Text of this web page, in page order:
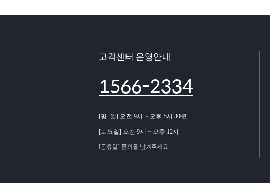
고객센터 운영안내
1566-2334
[평 일] 오전 9시 ~ 오후 5시 30분
[토요일] 오전 9시 ~ 오후 12시
[공휴일] 문의를 남겨주세요